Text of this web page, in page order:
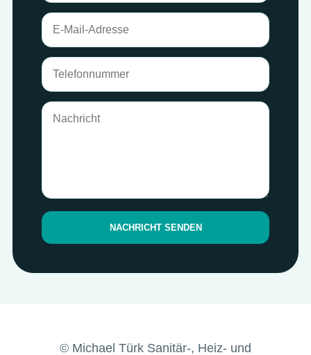
NACHRICHT SENDEN
© Michael Türk Sanitär-, Heiz- und